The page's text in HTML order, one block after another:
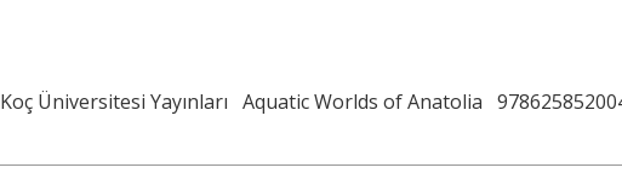
Koç Üniversitesi Yayınları Aquatic Worlds of Anatolia